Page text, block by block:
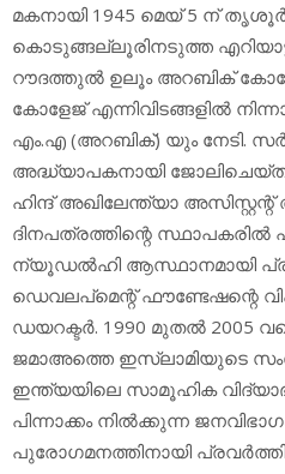
മകനായി 1945 മെയ് 5 ന്
കൊടുങ്ങല്ലൂരിനടുത്ത
റൗദത്തുല്‍ ഉലൂം അറബിക്
കോളേജ് എന്നിവിടങ്ങളില്‍
എം.എ (അറബിക്) യും നേടി.
അദ്ധ്യാപകനായി
ഹിന്ദ് അഖിലേന്ത്യാ അസിസ്റ്റന്റ്
ദിനപത്രത്തിന്റെ സ്ഥാപകരില്‍
ന്യൂഡല്‍ഹി ആസ്ഥാനമായി
ഡെവലപ്‌മെന്റ് ഫൗണ്ടേഷന്റെ
ഡയറക്ടര്‍. 1990 മുതല്‍ 2005
ജമാഅത്തെ ഇസ്‌ലാമിയുടെ
ഇന്ത്യയിലെ സാമൂഹിക
പിന്നാക്കം നില്‍ക്കുന്ന
പുരോഗമനത്തിനായി